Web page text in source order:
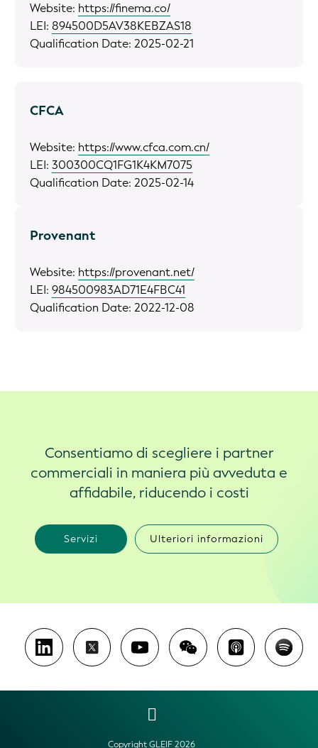
Website: https://finema.co/
LEI: 894500D5AV38KEBZAS18
Qualification Date: 2025-02-21
CFCA
Website: https://www.cfca.com.cn/
LEI: 300300CQ1FG1K4KM7075
Qualification Date: 2025-02-14
Provenant
Website: https://provenant.net/
LEI: 984500983AD71E4FBC41
Qualification Date: 2022-12-08
Consentiamo di scegliere i partner
commerciali in maniera più avveduta e
affidabile, riducendo i costi
Servizi Ulteriori informazioni
Copyright GLEIF 2026